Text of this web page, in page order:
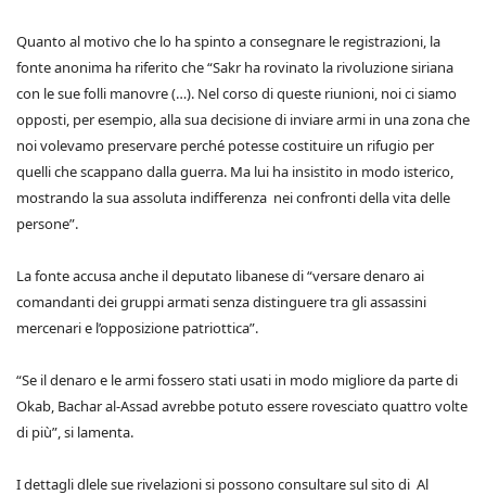
Quanto al motivo che lo ha spinto a consegnare le registrazioni, la
fonte anonima ha riferito che “Sakr ha rovinato la rivoluzione siriana
con le sue folli manovre (…). Nel corso di queste riunioni, noi ci siamo
opposti, per esempio, alla sua decisione di inviare armi in una zona che
noi volevamo preservare perché potesse costituire un rifugio per
quelli che scappano dalla guerra. Ma lui ha insistito in modo isterico,
mostrando la sua assoluta indifferenza nei confronti della vita delle
persone”.
La fonte accusa anche il deputato libanese di “versare denaro ai
comandanti dei gruppi armati senza distinguere tra gli assassini
mercenari e l’opposizione patriottica”.
“Se il denaro e le armi fossero stati usati in modo migliore da parte di
Okab, Bachar al-Assad avrebbe potuto essere rovesciato quattro volte
di più”, si lamenta.
I dettagli dlele sue rivelazioni si possono consultare sul sito di Al